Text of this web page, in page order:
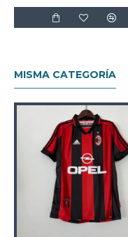
MISMA CATEGORÍA